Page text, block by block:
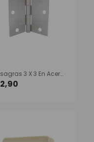
Bisagras 3 X 3 En Acero
2,90